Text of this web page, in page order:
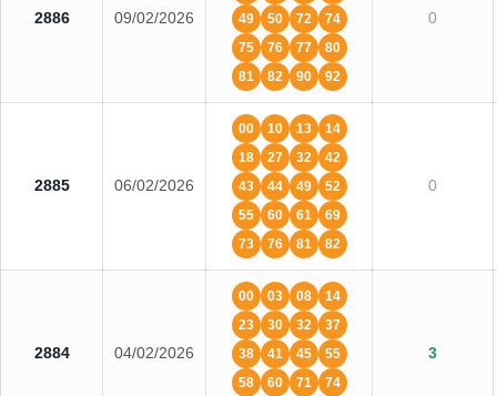
2886 09/02/2026
49
50 72
74
75
76 77
80
81
82 90 92
0
2885 06/02/2026
00 10 13
14
18
27 32
42
43
44 49
52
55
60 61
69
73
76 81 82
0
2884 04/02/2026
00 03 08
14
23
30 32
37
38
41 45
55
58
60 71
74
3